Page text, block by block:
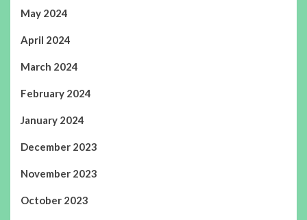
May 2024
April 2024
March 2024
February 2024
January 2024
December 2023
November 2023
October 2023